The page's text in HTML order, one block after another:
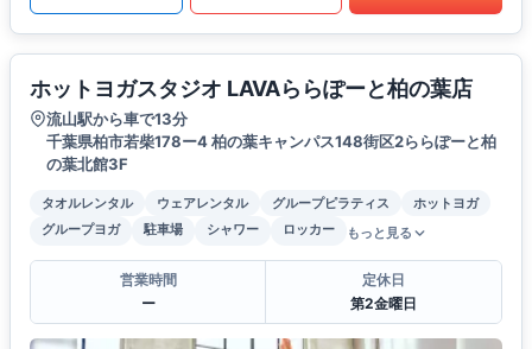
ホットヨガスタジオ LAVAららぽーと柏の葉店
流山駅から車で13分
千葉県柏市若柴178ー4 柏の葉キャンパス148街区2ららぽーと柏
の葉北館3F
タオルレンタル ウェアレンタル グループピラティス
ホットヨガ
グループヨガ
駐車場 シャワー ロッカー もっと見る
営業時間
ー
定休日
第2金曜日